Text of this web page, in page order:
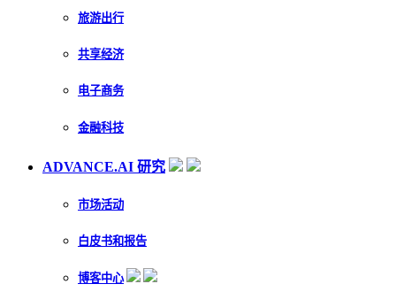
旅游出行
共享经济
电子商务
金融科技
ADVANCE.AI 研究
市场活动
白皮书和报告
博客中心